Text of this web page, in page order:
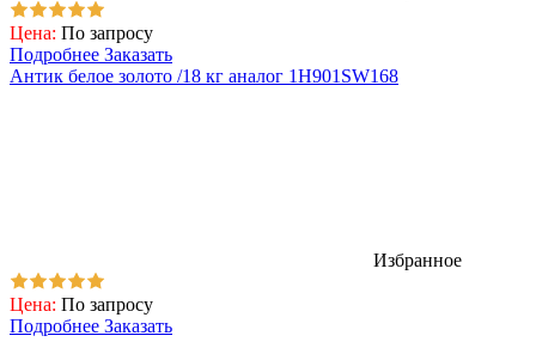
Цена: По запросу
Подробнее Заказать
Антик белое золото /18 кг аналог 1H901SW168
Избранное
Цена: По запросу
Подробнее Заказать